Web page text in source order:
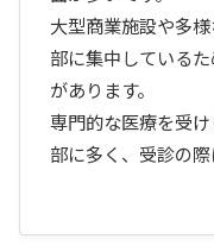
大型商業施設や多
部に集中している
があります。
専門的な医療を受
部に多く、受診の際